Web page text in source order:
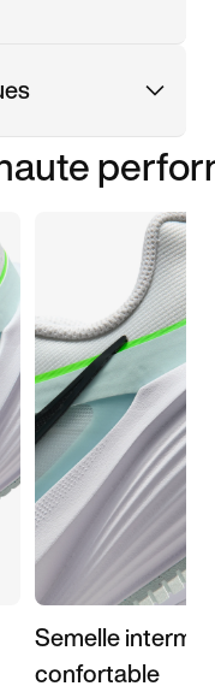
Semelle
confortable